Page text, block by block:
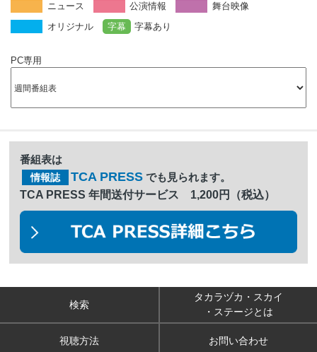
ニュース 公演情報
舞台映像
オリジナル
字幕 字幕あり
PC専用
番組表は
情報誌 TCA PRESS でも見られます。
TCA PRESS 年間送付サービス 1,200円（税込）
検索
タカラヅカ・スカイ
・ステージとは
視聴方法 お問い合わせ